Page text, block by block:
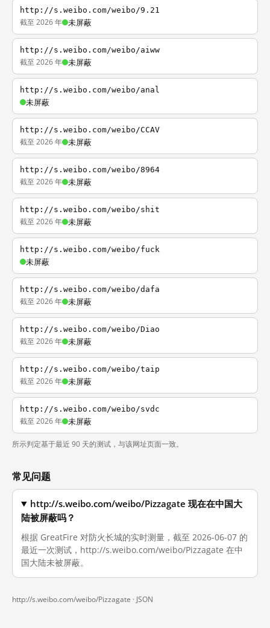
http://s.weibo.com/weibo/9.21
截至 2026 年 未屏蔽
http://s.weibo.com/weibo/aiww
截至 2026 年 未屏蔽
http://s.weibo.com/weibo/anal
未屏蔽
http://s.weibo.com/weibo/CCAV
截至 2026 年 未屏蔽
http://s.weibo.com/weibo/8964
截至 2026 年 未屏蔽
http://s.weibo.com/weibo/shit
截至 2026 年 未屏蔽
http://s.weibo.com/weibo/fuck
未屏蔽
http://s.weibo.com/weibo/dafa
截至 2026 年 未屏蔽
http://s.weibo.com/weibo/Diao
截至 2026 年 未屏蔽
http://s.weibo.com/weibo/taip
截至 2026 年 未屏蔽
http://s.weibo.com/weibo/svdc
截至 2026 年 未屏蔽
所示判定基于最近 90 天的测试，与该网址页面一致。
常见问题
http://s.weibo.com/weibo/Pizzagate 现在在中国大
陆被屏蔽吗？
根据 GreatFire 对防火长城的实时测量，截至 2026-06-07 的
最近一次测试，http://s.weibo.com/weibo/Pizzagate 在中
国大陆未被屏蔽。
http://s.weibo.com/weibo/Pizzagate · JSON